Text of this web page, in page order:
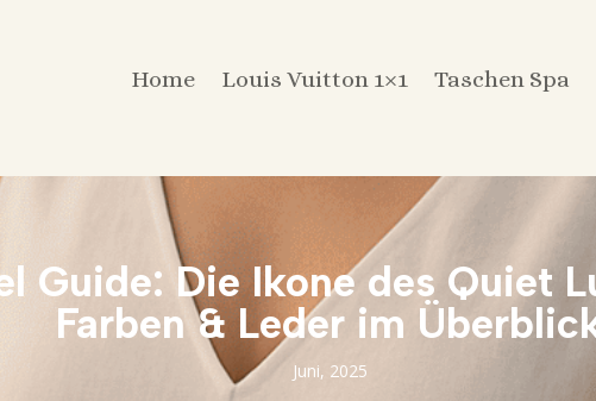
Home Louis Vuitton 1×1 Taschen Spa
Guide: Die Ikone des Quiet
Farben & Leder im
Juni, 2025